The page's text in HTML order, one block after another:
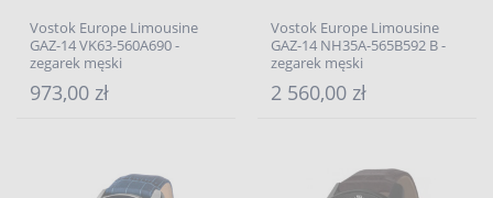
Vostok Europe Limousine
GAZ-14 VK63-560A690 -
zegarek męski
973,00 zł
Vostok Europe Limousine
GAZ-14 NH35A-565B592 B -
zegarek męski
2 560,00 zł